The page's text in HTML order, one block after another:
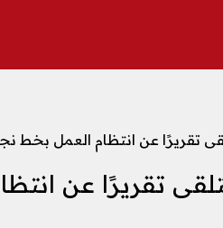
تقريرًا عن انتظام العمل بخط
تقريرًا عن